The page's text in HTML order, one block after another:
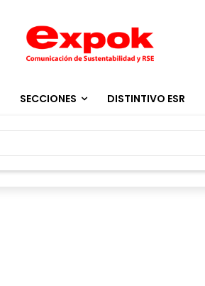
SECCIONES DISTINTIVO ESR